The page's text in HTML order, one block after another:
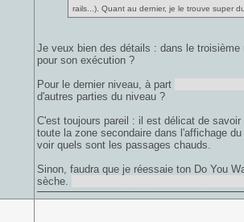
rails...). Quant au dernier, je le trouve super
Je veux bien des détails : dans le
pour son exécution ?
Pour le dernier niveau, à part
d'autres parties du niveau ?
C'est toujours pareil : il est délicat de
toute la zone secondaire dans l'affichage
voir quels sont les passages chauds.
Sinon, faudra que je réessaie ton Do You
sèche.